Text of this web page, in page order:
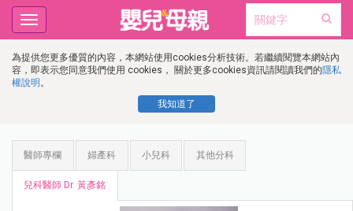
為提供您更多優質的內容，本網站使用cookies分析技術。若繼續閱覽本網站內
容，即表示您同意我們使用 cookies， 關於更多cookies資訊請閱讀我們的隱私
權說明 。
我知道了
Toggle
navigation
醫師專欄 婦產科 小兒科 其他分科
兒科醫師 Dr. 黃彥銘